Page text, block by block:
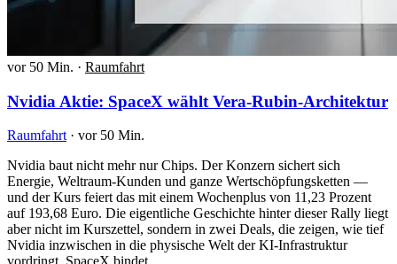
vor 50 Min. · Raumfahrt
Nvidia Aktie: SpaceX wählt Vera-Rubin-Architektur
Raumfahrt · vor 50 Min.
Nvidia baut nicht mehr nur Chips. Der Konzern sichert sich
Energie, Weltraum-Kunden und ganze Wertschöpfungsketten —
und der Kurs feiert das mit einem Wochenplus von 11,23 Prozent
auf 193,68 Euro. Die eigentliche Geschichte hinter dieser Rally liegt
aber nicht im Kurszettel, sondern in zwei Deals, die zeigen, wie tief
Nvidia inzwischen in die physische Welt der KI-Infrastruktur